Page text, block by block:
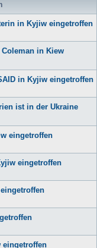
in Kyjiw eingetroffen
in Kiew
in Kyjiw eingetroffen
ist in der Ukraine
eingetroffen
eingetroffen